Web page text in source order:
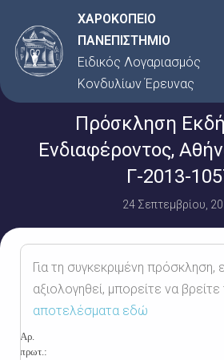
στο
περιεχόμενο
ΧΑΡΟΚΟΠΕΙΟ
ΠΑΝΕΠΙΣΤΗΜΙΟ
Ειδικός Λογαριασμός
Κονδυλίων Έρευνας
Πρόσκληση
Ενδιαφέροντος,
Γ-2013-
24 Σεπτεμβρίου,
Αρ.
πρωτ.:
Για τη συγκεκριμένη πρόσκληση,
αξιολογηθεί, μπορείτε να βρείτε
αποτελέσματα εδώ